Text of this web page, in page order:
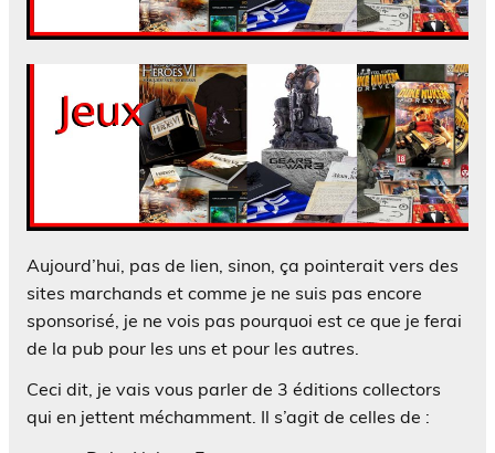
Aujourd’hui, pas de lien, sinon, ça pointerait vers des
sites marchands et comme je ne suis pas encore
sponsorisé, je ne vois pas pourquoi est ce que je ferai
de la pub pour les uns et pour les autres.
Ceci dit, je vais vous parler de 3 éditions collectors
qui en jettent méchamment. Il s’agit de celles de :